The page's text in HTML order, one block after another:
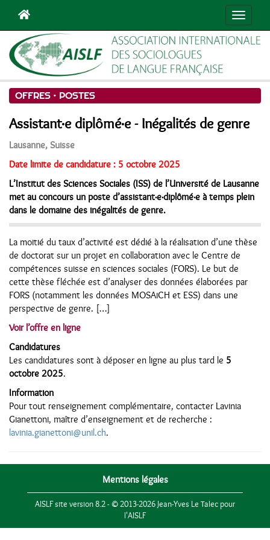
OFFRES • POSTES
Assistant·e diplômé·e - Inégalités de genre
Lausanne, Suisse
Date limite de candidature : 5 octobre 2025
L’Institut des Sciences Sociales (ISS) de l’Université de Lausanne
met au concours un poste d’assistant·e·diplômé·e à temps plein
dans le domaine des inégalités de genre.
La moitié du taux d’activité est dédié à la réalisation d’une thèse
de doctorat sur un projet en collaboration avec le Centre de
compétences suisse en sciences sociales (FORS). Le but de
cette thèse fléchée est d’analyser des données élaborées par
FORS (notamment les données MOSAiCH et ESS) dans une
perspective de genre. […]
Voir l’offre en ligne
Candidatures
Les candidatures sont à déposer en ligne au plus tard le 5
octobre 2025.
Information
Pour tout renseignement complémentaire, contacter Lavinia
Gianettoni, maître d’enseignement et de recherche :
lavinia.gianettoni@unil.ch.
Mentions légales
AISLF site version 8.2 - © 2013-2026 Jean-Yves Le Talec pour
l'AISLF